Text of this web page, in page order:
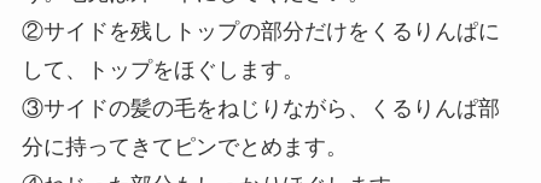
②サイドを残しトップの部分だけをくるりんぱに
して、トップをほぐします。
③サイドの髪の毛をねじりながら、くるりんぱ部
分に持ってきてピンでとめます。